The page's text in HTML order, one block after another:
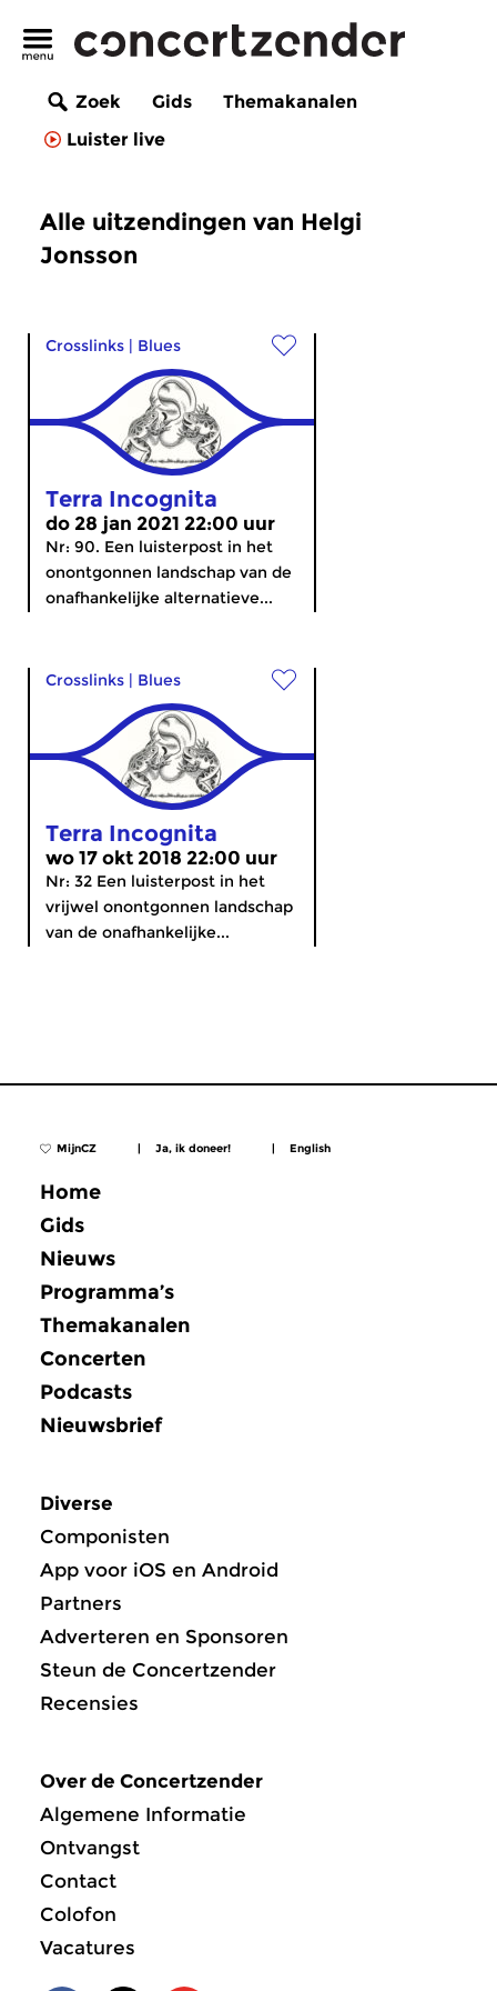
Zoek Gids
Themakanalen
Luister live
Alle uitzendingen van Helgi
Jonsson
Crosslinks | Blues
Terra Incognita
do 28 jan 2021 22:00 uur
Nr: 90. Een luisterpost in het
onontgonnen landschap van de
onafhankelijke alternatieve...
Crosslinks | Blues
Terra Incognita
wo 17 okt 2018 22:00 uur
Nr: 32 Een luisterpost in het
vrijwel onontgonnen landschap
van de onafhankelijke...
MijnCZ | Ja, ik doneer! | English
Home
Gids
Nieuws
Programma’s
Themakanalen
Concerten
Podcasts
Nieuwsbrief
Diverse
Componisten
App voor iOS en Android
Partners
Adverteren en Sponsoren
Steun de Concertzender
Recensies
Over de Concertzender
Algemene Informatie
Ontvangst
Contact
Colofon
Vacatures